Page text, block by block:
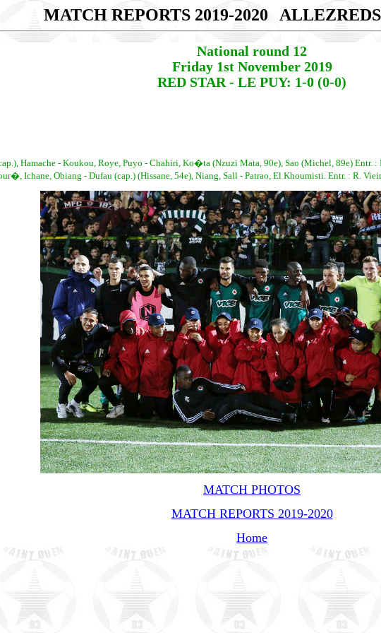
MATCH REPORTS 2019-2020
National round 12
Friday 1st November 2019
RED STAR - LE PUY: 1-0 (0-0)
Hamache - Koukou, Roye, Puyo - Chahiri, Ko�ta (Nzuzi Mata, 90e), Sao (Michel, 89e) Entr. :
Ichane, Obiang - Dufau (cap.) (Hissane, 54e), Niang, Sall - Patrao, El Khoumisti. Entr. : R.
MATCH PHOTOS
MATCH REPORTS 2019-2020
Home